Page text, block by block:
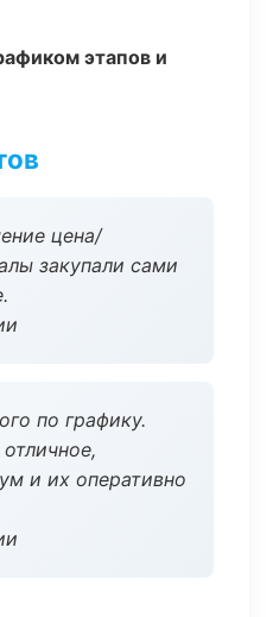
этапов и
цена/
закупали сами
по графику.
и их оперативно